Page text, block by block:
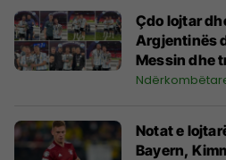
Çdo lojtar
Argjentinës
Messin dhe
Notat e
Bayern,